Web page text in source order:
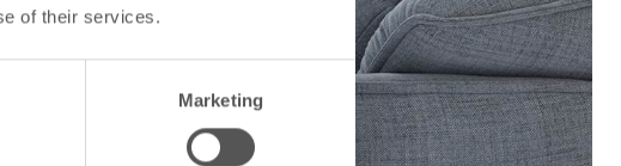
of their services.
Marketing